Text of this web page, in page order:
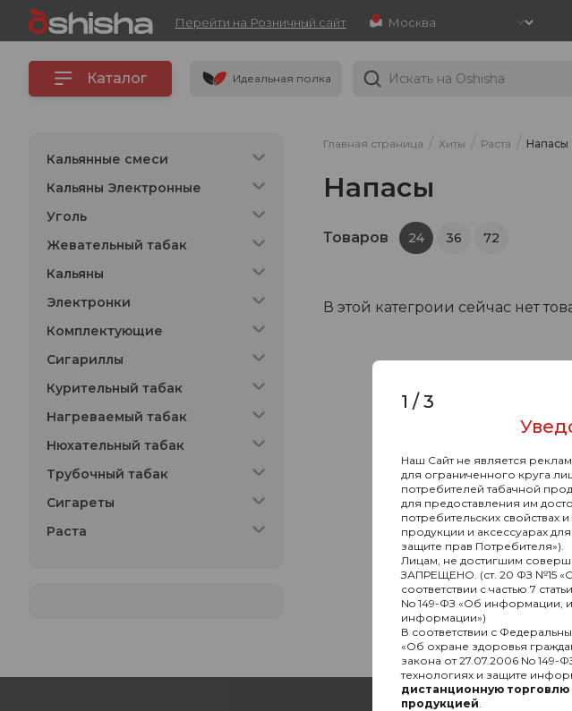
Перейти на Розничный сайт
Каталог Идеальная полка
Кальянные смеси
Кальяны Электронные
Уголь
Жевательный табак
Кальяны
Электронки
Комплектующие
Сигариллы
Курительный табак
Нагреваемый табак
Нюхательный табак
Трубочный табак
Сигареты
Раста
Главная страница / Хиты / Раста / Напасы
Напасы
Товаров 24 36 72
В этой категроии сейчас нет
1 /3
Наш Сайт не является
для ограниченного круга
потребителей табачной
для предоставления им
потребительских свойствах
продукции и аксессуарах
защите прав Потребителя»).
Лицам, не достигшим
ЗАПРЕЩЕНО. (ст. 20 ФЗ №15
соответствии с частью 7
No 149-ФЗ «Об информации,
информации»)
В соответствии с
«Об охране здоровья
закона от 27.07.2006 No
технологиях и защите
дистанционную
продукцией